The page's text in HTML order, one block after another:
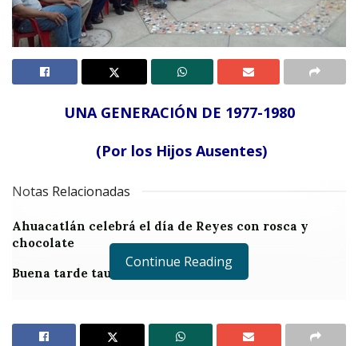
UNA GENERACIÓN DE 1977-1980
(Por los Hijos Ausentes)
Notas Relacionadas
Ahuacatlán celebrá el día de Reyes con rosca y
chocolate
Buena tarde taurina en Ahuacatlán
AHUACATLÁN.-Luego de 35 años de volar fuera
Continue Reading